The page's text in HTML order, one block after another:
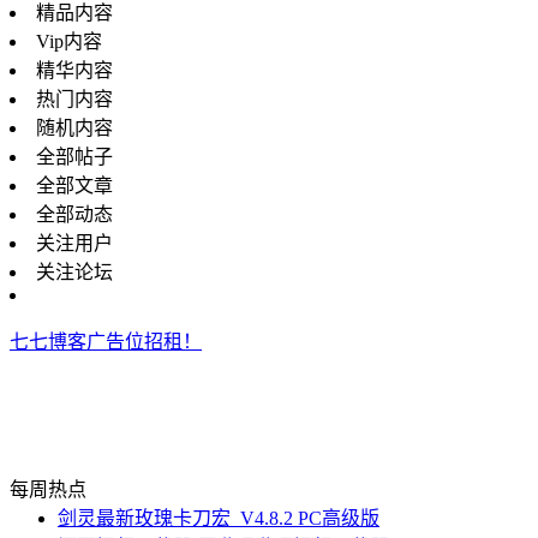
精品内容
Vip内容
精华内容
热门内容
随机内容
全部帖子
全部文章
全部动态
关注用户
关注论坛
七七博客广告位招租！
每周热点
剑灵最新玫瑰卡刀宏_V4.8.2 PC高级版